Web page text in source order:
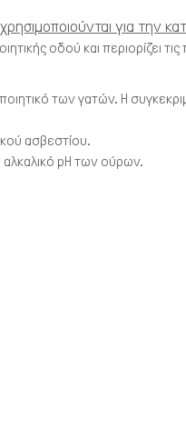
για την
οδού και περιορίζει τις
των γατών. Η
ασβεστίου.
pH των ούρων.